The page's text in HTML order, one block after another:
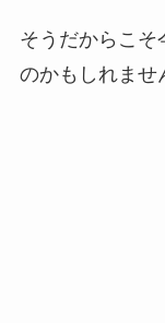
そうだからこそ
のかもしれませ